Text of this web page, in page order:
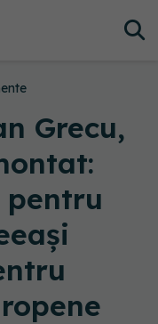
Grecu,
pentru